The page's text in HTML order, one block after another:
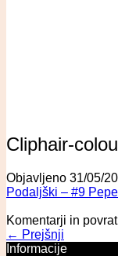
Cliphair-
Objavljeno 31/05/
Podaljški – #9
Komentarji in
← Prejšnji
Informacije